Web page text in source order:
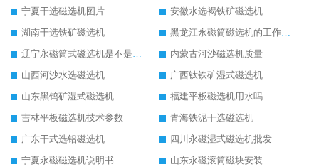
宁夏干选磁选机图片
安徽水选褐铁矿磁选机
湖南干选铁矿磁选机
黑龙江永磁筒磁选机的工作原理
辽宁永磁筒式磁选机是不是强磁
内蒙古河沙磁选机质量
山西河沙水选磁选机
广西钛铁矿湿式磁选机
山东黑钨矿湿式磁选机
福建平板磁选机用水吗
吉林平板磁选机技术参数
青海铁泥干选磁选机
广东干式选铝磁选机
四川永磁湿式磁选机批发
宁夏永磁磁选机说明书
山东永磁滚筒磁块安装